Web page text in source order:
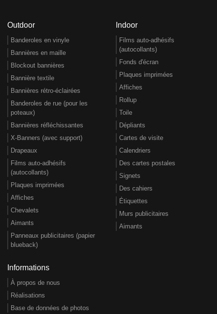
Outdoor
Banderoles en vinyle
Bannières en maille
Blockout bannières
Bannière textile
Bannières rétro-éclairées
Banderoles de rue (pour les
poteaux)
Bannières réfléchissantes
X-Banners (avec support)
Drapeaux
Films auto-adhésifs
(autocollants)
Plaques imprimées
Affiches
Chevalets
Aimants
Panneaux publicitaires (papier
blueback)
Indoor
Films auto-adhésifs
(autocollants)
Fonds d'écran
Plaques imprimées
Affiches
Rollup
Toile
Dépliants
Cartes de visite
Calendriers
Des cartes postales
Signets
Des cahiers
Étiquettes
Murs publicitaires
Aimants
Informations
À propos de nous
Réalisations
Base de données de photos